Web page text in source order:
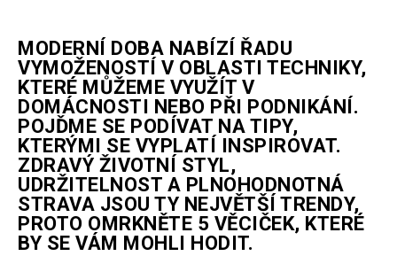
MODERNÍ DOBA NABÍZÍ ŘADU
VYMOŽENOSTÍ V OBLASTI TECHNIKY,
KTERÉ MŮŽEME VYUŽÍT V
DOMÁCNOSTI NEBO PŘI PODNIKÁNÍ.
POJĎME SE PODÍVAT NA TIPY,
KTERÝMI SE VYPLATÍ INSPIROVAT.
ZDRAVÝ ŽIVOTNÍ STYL,
UDRŽITELNOST A PLNOHODNOTNÁ
STRAVA JSOU TY NEJVĚTŠÍ TRENDY,
PROTO OMRKNĚTE 5 VĚCIČEK, KTERÉ
BY SE VÁM MOHLI HODIT.